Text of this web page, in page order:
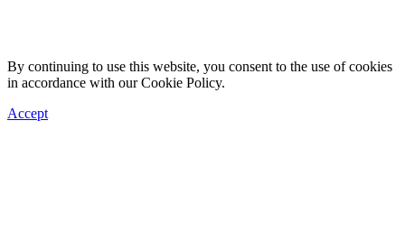
By continuing to use this website, you consent to the use of cookies
in accordance with our Cookie Policy.
Accept